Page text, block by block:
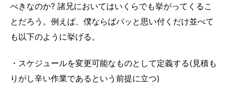
べきなのか? 諸兄においてはいくらでも挙がってくるこ
とだろう。例えば、僕ならばパッと思い付くだけ並べて
も以下のように挙げる。
・スケジュールを変更可能なものとして定義する(見積も
りがし辛い作業であるという前提に立つ)